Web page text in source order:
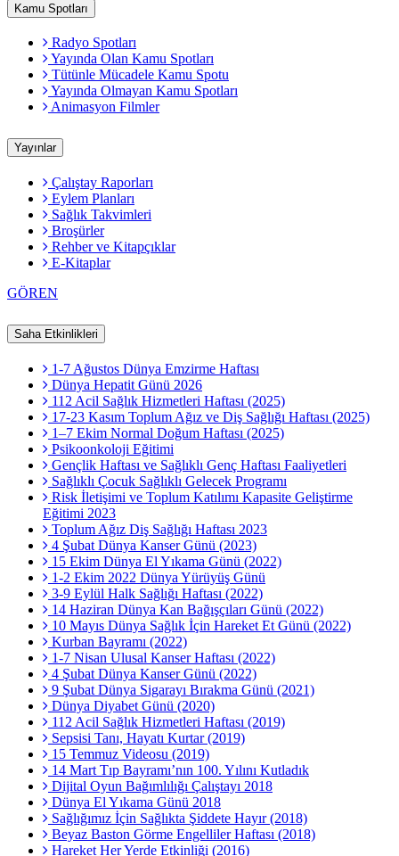
Kamu Spotları
Radyo Spotları
Yayında Olan Kamu Spotları
Tütünle Mücadele Kamu Spotu
Yayında Olmayan Kamu Spotları
Animasyon Filmler
Yayınlar
Çalıştay Raporları
Eylem Planları
Sağlık Takvimleri
Broşürler
Rehber ve Kitapçıklar
E-Kitaplar
GÖREN
Saha Etkinlikleri
1-7 Ağustos Dünya Emzirme Haftası
Dünya Hepatit Günü 2026
112 Acil Sağlık Hizmetleri Haftası (2025)
17-23 Kasım Toplum Ağız ve Diş Sağlığı Haftası (2025)
1–7 Ekim Normal Doğum Haftası (2025)
Psikoonkoloji Eğitimi
Gençlik Haftası ve Sağlıklı Genç Haftası Faaliyetleri
Sağlıklı Çocuk Sağlıklı Gelecek Programı
Risk İletişimi ve Toplum Katılımı Kapasite Geliştirme
Eğitimi 2023
Toplum Ağız Diş Sağlığı Haftası 2023
4 Şubat Dünya Kanser Günü (2023)
15 Ekim Dünya El Yıkama Günü (2022)
1-2 Ekim 2022 Dünya Yürüyüş Günü
3-9 Eylül Halk Sağlığı Haftası (2022)
14 Haziran Dünya Kan Bağışçıları Günü (2022)
10 Mayıs Dünya Sağlık İçin Hareket Et Günü (2022)
Kurban Bayramı (2022)
1-7 Nisan Ulusal Kanser Haftası (2022)
4 Şubat Dünya Kanser Günü (2022)
9 Şubat Dünya Sigarayı Bırakma Günü (2021)
Dünya Diyabet Günü (2020)
112 Acil Sağlık Hizmetleri Haftası (2019)
Sepsisi Tanı, Hayatı Kurtar (2019)
15 Temmuz Videosu (2019)
14 Mart Tıp Bayramı’nın 100. Yılını Kutladık
Dijital Oyun Bağımlılığı Çalıştayı 2018
Dünya El Yıkama Günü 2018
Sağlığımız İçin Sağlıkta Şiddete Hayır (2018)
Beyaz Baston Görme Engelliler Haftası (2018)
Hareket Her Yerde Etkinliği (2016)